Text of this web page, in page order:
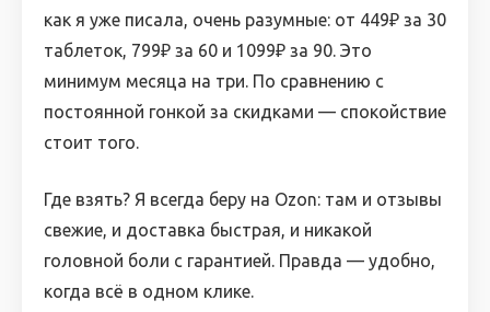
как я уже писала, очень разумные: от 449₽ за 30
таблеток, 799₽ за 60 и 1099₽ за 90. Это
минимум месяца на три. По сравнению с
постоянной гонкой за скидками — спокойствие
стоит того.
Где взять? Я всегда беру на Ozon: там и отзывы
свежие, и доставка быстрая, и никакой
головной боли с гарантией. Правда — удобно,
когда всё в одном клике.